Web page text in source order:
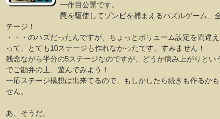
一作目公開です。
罠を駆使してゾンビを捕まえるパズルゲーム、
テージ！
・・・のハズだったんですが、ちょっとボリューム設定を間違
って、とても10ステージも作れなかったです、すみません！
残念ながら半分の5ステージなのですが、どうか病み上がりとい
でご勘弁の上、遊んでみよう！
一応ステージ構想は出来てるので、もしかしたら続きも作るか
せん。
あ、そうだ。